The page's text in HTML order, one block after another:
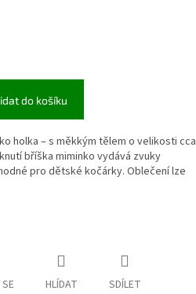
do košíku
holka – s měkkým tělem o velikosti cca
bříška miminko vydává zvuky
pro dětské kočárky. Oblečení lze
HLÍDAT SDÍLET